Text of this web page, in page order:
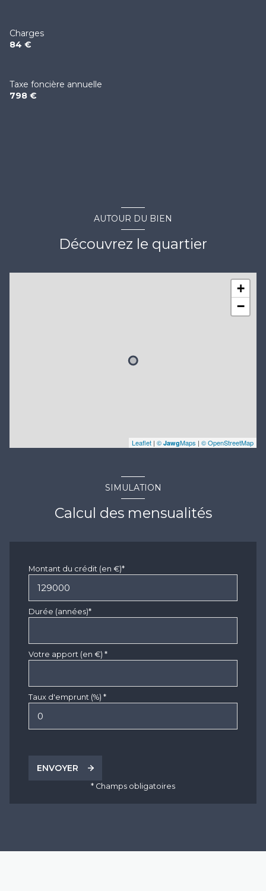
Charges
84 €
Taxe foncière annuelle
798 €
AUTOUR DU BIEN
Découvrez le quartier
+
−
Leaflet | © JawgMaps | © OpenStreetMap
SIMULATION
Calcul des mensualités
Montant du crédit (en €)*
Durée (années)*
Votre apport (en €) *
Taux d'emprunt (%) *
ENVOYER
* Champs obligatoires